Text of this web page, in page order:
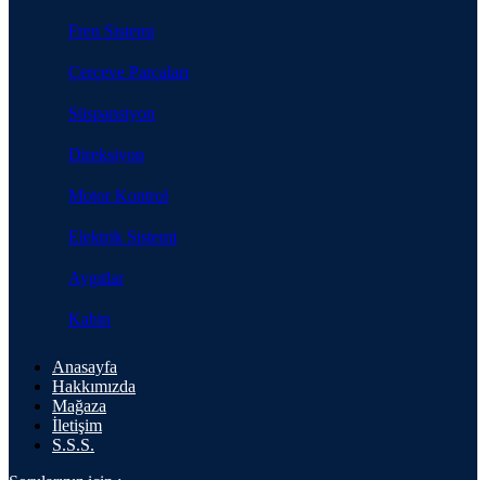
Fren Sistemi
Çerçeve Parçaları
Süspansiyon
Direksiyon
Motor Kontrol
Elektrik Sistemi
Aygıtlar
Kabin
Anasayfa
Hakkımızda
Mağaza
İletişim
S.S.S.